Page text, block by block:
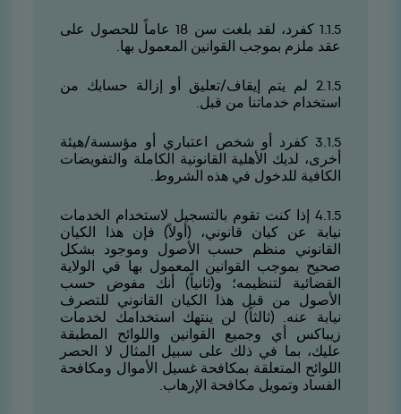
5.1.1 كفرد، لقد بلغت سن 18عاماً للحصول على
عقد ملزم بموجب القوانين المعمول بها.
5.1.2 لم يتم إيقاف/تعليق أو إزالة حسابك من
استخدام خدماتنا من قبل.
5.1.3 كفرد أو شخص اعتباري أو مؤسسة/هيئة
أخرى، لديك الأهلية القانونية الكاملة والتفويضات
الكافية للدخول في هذه الشروط.
5.1.4 إذا كنت تقوم بالتسجيل لاستخدام الخدمات
نيابة عن كيان قانوني، (أولاً) فإن هذا الكيان
القانوني منظم حسب الأصول وموجود بشكل
صحيح بموجب القوانين المعمول بها في الولاية
القضائية لتنظيمه؛ و(ثانياً) أنك مفوض حسب
الأصول من قبل هذا الكيان القانوني للتصرف
نيابة عنه. (ثالثاً) لن ينتهك استخدامك لخدمات
زيباكس أي وجميع القوانين واللوائح المطبقة
عليك، بما في ذلك على سبيل المثال لا الحصر
اللوائح المتعلقة بمكافحة غسيل الأموال ومكافحة
الفساد وتمويل مكافحة الإرهاب.